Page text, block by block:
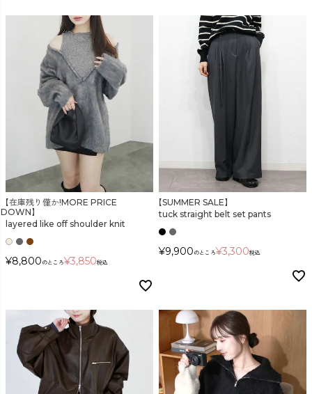
【在庫残り僅か!MORE PRICE
DOWN】
layered like off shoulder knit
¥8,800 のところ¥3,850税込
【SUMMER SALE】
tuck straight belt set pants
¥9,900 のところ¥3,300税込